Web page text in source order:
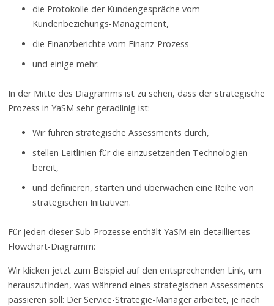
die Protokolle der Kundengespräche vom
Kundenbeziehungs-Management,
die Finanzberichte vom Finanz-Prozess
und einige mehr.
In der Mitte des Diagramms ist zu sehen, dass der strategische
Prozess in YaSM sehr geradlinig ist:
Wir führen strategische Assessments durch,
stellen Leitlinien für die einzusetzenden Technologien
bereit,
und definieren, starten und überwachen eine Reihe von
strategischen Initiativen.
Für jeden dieser Sub-Prozesse enthält YaSM ein detailliertes
Flowchart-Diagramm:
Wir klicken jetzt zum Beispiel auf den entsprechenden Link, um
herauszufinden, was während eines strategischen Assessments
passieren soll: Der Service-Strategie-Manager arbeitet, je nach